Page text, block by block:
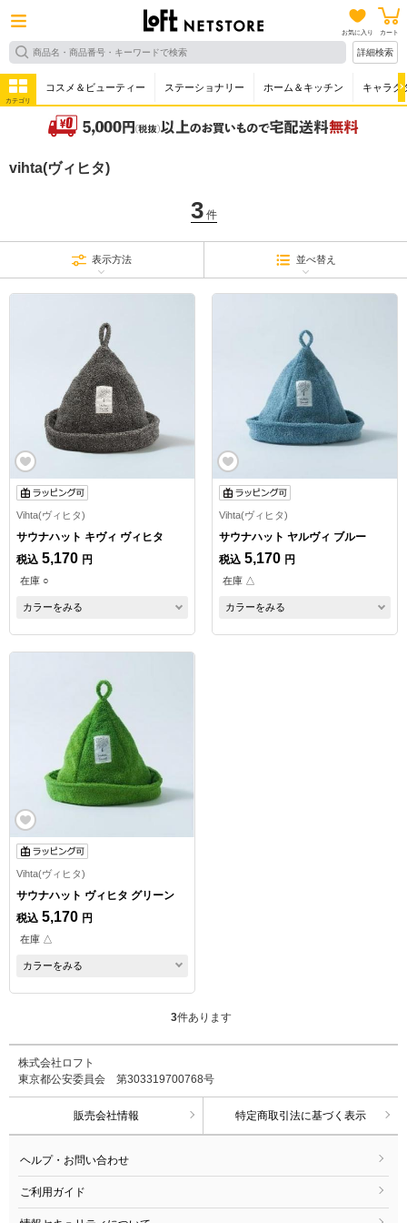
お気に入り カート
詳細検索
カテゴリ
コスメ＆ビューティー ステーショナリー ホーム＆キッチン キャラク
vihta(ヴィヒタ)
3件
表示方法 並べ替え
Vihta(ヴィヒタ)
サウナハット キヴィ ヴィヒタ
税込 5,170 円
在庫 ○
カラーをみる
Vihta(ヴィヒタ)
サウナハット ヤルヴィ ブルー
税込 5,170 円
在庫 △
カラーをみる
Vihta(ヴィヒタ)
サウナハット ヴィヒタ グリーン
税込 5,170 円
在庫 △
カラーをみる
3件あります
株式会社ロフト
東京都公安委員会 第303319700768号
販売会社情報 特定商取引法に基づく表示
ヘルプ・お問い合わせ
ご利用ガイド